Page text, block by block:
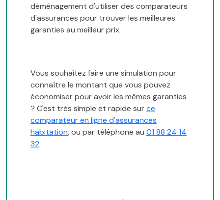
déménagement d'utiliser des comparateurs
d'assurances pour trouver les meilleures
garanties au meilleur prix.
Vous souhaitez faire une simulation pour
connaître le montant que vous pouvez
économiser pour avoir les mêmes garanties
? C'est très simple et rapide surce
comparateur en ligne d'assurances
habitation, ou par téléphone au 01 88 24 14
32.